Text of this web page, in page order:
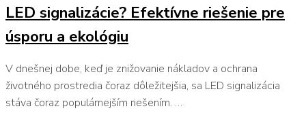
LED signalizácie? Efektívne riešenie pre
úsporu a ekológiu
V dnešnej dobe, keď je znižovanie nákladov a ochrana
životného prostredia čoraz dôležitejšia, sa LED signalizácia
stáva čoraz populárnejším riešením. …